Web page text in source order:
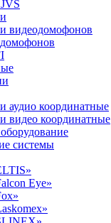
видеодомофонов
аудио координатные
видео координатные
системы
Eye»